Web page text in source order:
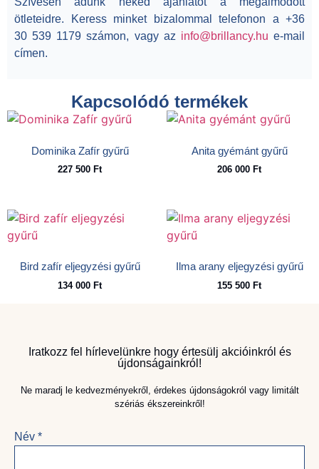
ötleteidre. Keress minket bizalommal telefonon a +36
30 539 1179 számon, vagy az info@brillancy.hu e-mail
címen.
Kapcsolódó termékek
Dominika Zafír gyűrű
227 500 Ft
Anita gyémánt gyűrű
206 000 Ft
Bird zafír eljegyzési gyűrű
134 000 Ft
Ilma arany eljegyzési gyűrű
155 500 Ft
Iratkozz fel hírlevelünkre hogy értesülj akcióinkról és
újdonságainkról!
Ne maradj le kedvezményekről, érdekes újdonságokról vagy limitált
szériás ékszereinkről!
Név *